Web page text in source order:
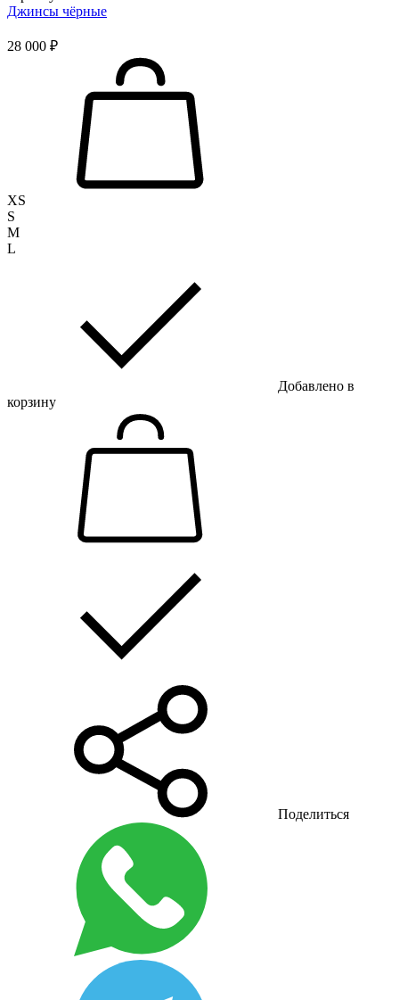
Джинсы чёрные
28 000 ₽
XS
S
M
L
Добавлено в
корзину
Поделиться